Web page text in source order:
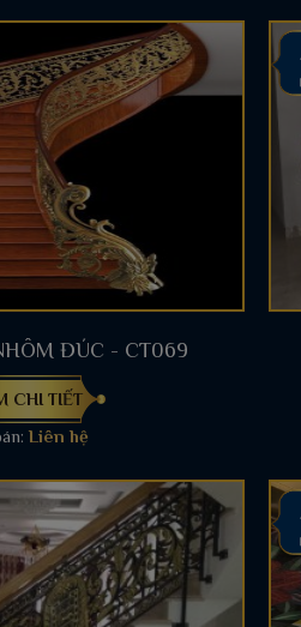
ĐÚC - CT069
CHI TIẾT
Liên hệ